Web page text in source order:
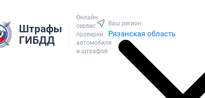
Штрафы
ГИБДД
Онлайн
сервис
проверки
автомобиля
и штрафов
Ваш регион:
Рязанская область